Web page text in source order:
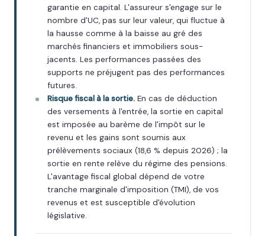
garantie en capital. L'assureur s'engage sur le
nombre d'UC, pas sur leur valeur, qui fluctue à
la hausse comme à la baisse au gré des
marchés financiers et immobiliers sous-
jacents. Les performances passées des
supports ne préjugent pas des performances
futures.
Risque fiscal à la sortie. En cas de déduction
des versements à l'entrée, la sortie en capital
est imposée au barème de l'impôt sur le
revenu et les gains sont soumis aux
prélèvements sociaux (18,6 % depuis 2026) ; la
sortie en rente relève du régime des pensions.
L'avantage fiscal global dépend de votre
tranche marginale d'imposition (TMI), de vos
revenus et est susceptible d'évolution
législative.